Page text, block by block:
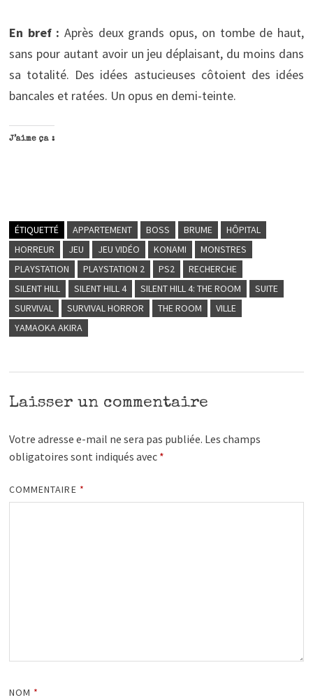
En bref : Après deux grands opus, on tombe de haut,
sans pour autant avoir un jeu déplaisant, du moins dans
sa totalité. Des idées astucieuses côtoient des idées
bancales et ratées. Un opus en demi-teinte.
J’aime ça :
ÉTIQUETTÉ APPARTEMENT BOSS BRUME
HÔPITAL
HORREUR
JEU JEU VIDÉO KONAMI
MONSTRES
PLAYSTATION
PLAYSTATION 2 PS2
RECHERCHE
SILENT HILL
SILENT HILL 4 SILENT HILL 4: THE ROOM
SUITE
SURVIVAL
SURVIVAL HORROR THE ROOM
VILLE
YAMAOKA AKIRA
Laisser un commentaire
Votre adresse e-mail ne sera pas publiée. Les champs
obligatoires sont indiqués avec *
COMMENTAIRE *
NOM *